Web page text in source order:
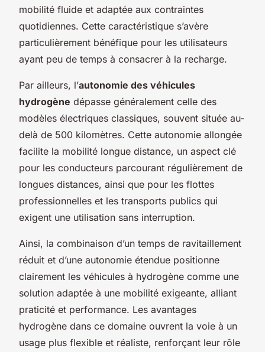
mobilité fluide et adaptée aux contraintes
quotidiennes. Cette caractéristique s’avère
particulièrement bénéfique pour les utilisateurs
ayant peu de temps à consacrer à la recharge.
Par ailleurs, l’autonomie des véhicules
hydrogène dépasse généralement celle des
modèles électriques classiques, souvent située au-
delà de 500 kilomètres. Cette autonomie allongée
facilite la mobilité longue distance, un aspect clé
pour les conducteurs parcourant régulièrement de
longues distances, ainsi que pour les flottes
professionnelles et les transports publics qui
exigent une utilisation sans interruption.
Ainsi, la combinaison d’un temps de ravitaillement
réduit et d’une autonomie étendue positionne
clairement les véhicules à hydrogène comme une
solution adaptée à une mobilité exigeante, alliant
praticité et performance. Les avantages
hydrogène dans ce domaine ouvrent la voie à un
usage plus flexible et réaliste, renforçant leur rôle